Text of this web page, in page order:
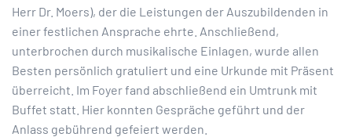
Herr Dr. Moers), der die Leistungen der Auszubildenden in
einer festlichen Ansprache ehrte. Anschließend,
unterbrochen durch musikalische Einlagen, wurde allen
Besten persönlich gratuliert und eine Urkunde mit Präsent
überreicht. Im Foyer fand abschließend ein Umtrunk mit
Buffet statt. Hier konnten Gespräche geführt und der
Anlass gebührend gefeiert werden.